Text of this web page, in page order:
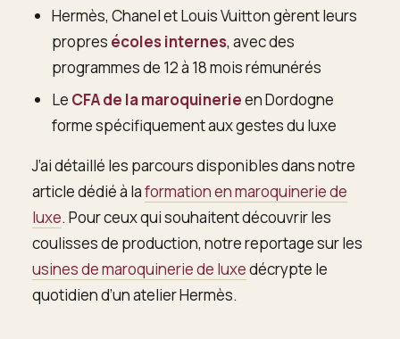
Hermès, Chanel et Louis Vuitton gèrent leurs
propres écoles internes, avec des
programmes de 12 à 18 mois rémunérés
Le CFA de la maroquinerieen Dordogne
forme spécifiquement aux gestes du luxe
J’ai détaillé les parcours disponibles dans notre
article dédié à laformation en maroquinerie de
luxe. Pour ceux qui souhaitent découvrir les
coulisses de production, notre reportage sur les
usines de maroquinerie de luxedécrypte le
quotidien d’un atelier Hermès.